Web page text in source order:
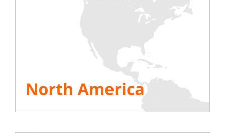
Pressemappe zur Cloud Data Center Messe Paris
Data Center World UK 2020
EkkoSense erweitert sein europäisches Netzwerk
durch die Partnerschaft mitRentaload, dem
führenden Unternehmen für die Vermietung von
Rechenzentren und Bankkrediten.